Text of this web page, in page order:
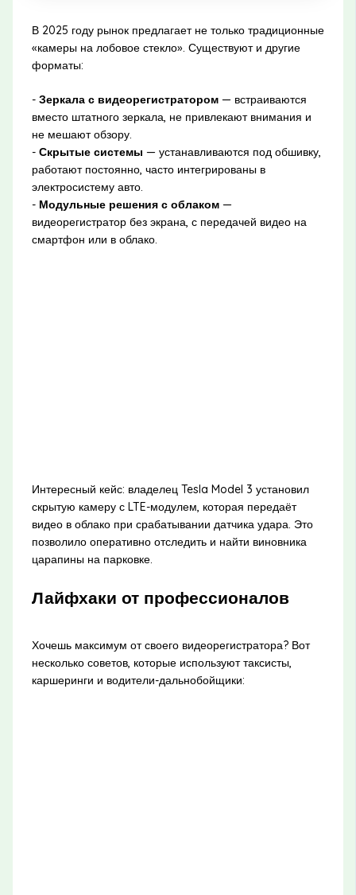
В 2025 году рынок предлагает не только традиционные
«камеры на лобовое стекло». Существуют и другие
форматы:
- Зеркала с видеорегистратором— встраиваются
вместо штатного зеркала, не привлекают внимания и
не мешают обзору.
- Скрытые системы — устанавливаются под обшивку,
работают постоянно, часто интегрированы в
электросистему авто.
- Модульные решения с облаком—
видеорегистратор без экрана, с передачей видео на
смартфон или в облако.
Интересный кейс: владелец Tesla Model 3 установил
скрытую камеру с LTE-модулем, которая передаёт
видео в облако при срабатывании датчика удара. Это
позволило оперативно отследить и найти виновника
царапины на парковке.
Лайфхаки от профессионалов
Хочешь максимум от своего видеорегистратора? Вот
несколько советов, которые используют таксисты,
каршеринги и водители-дальнобойщики: